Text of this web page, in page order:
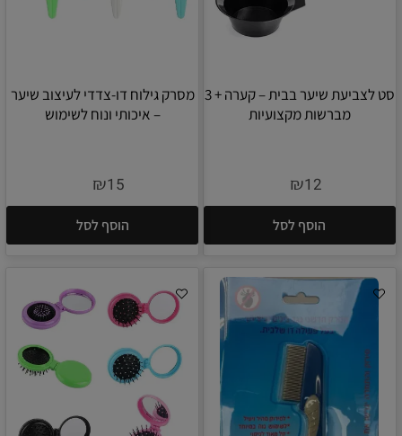
סט לצביעת שיער בבית – קערה + 3
מברשות מקצועיות
₪12
הוסף לסל
מסרק גילוח דו-צדדי לעיצוב שיער
– איכותי ונוח לשימוש
₪15
הוסף לסל